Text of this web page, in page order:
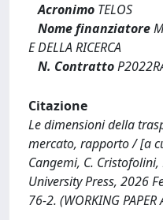
Acronimo TELOS
Nome finanziatore
E DELLA RICERCA
N. Contratto
Citazione
Le dimensioni della
mercato, rapporto / [a
Cangemi, C. Cristofolini,
University Press, 2026
76-2. (WORKING PAPER